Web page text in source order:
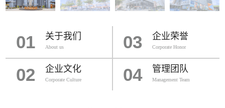
01 关于我们
About us
02 企业文化
Corporate Culture
03 企业荣誉
Corporate Honor
04 管理团队
Management Team